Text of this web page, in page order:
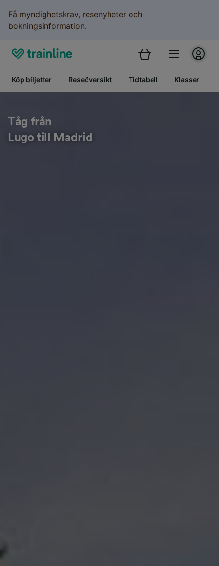
Få myndighetskrav, resenyheter och
bokningsinformation.
Köp biljetter Reseöversikt Tidtabell Klasser
Tåg från
Lugo till Madrid